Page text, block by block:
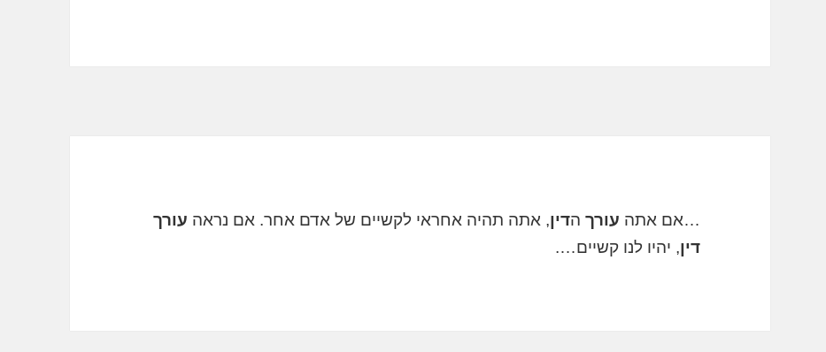
…אם אתה עורך הדין, אתה תהיה אחראי לקשיים של אדם אחר. אם נראה עורך
דין, יהיו לנו קשיים….